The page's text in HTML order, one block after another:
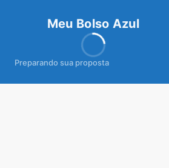
Meu Bolso Azul
Preparando sua proposta
meubolsoAz